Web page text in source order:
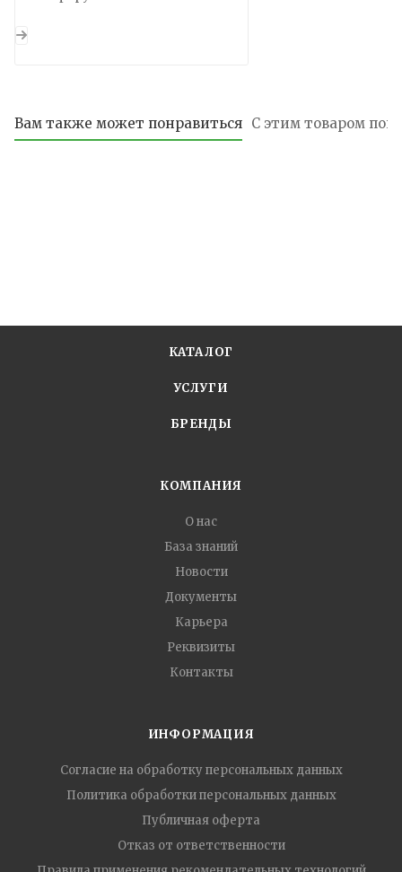
Вам также может понравиться С этим товаром
КАТАЛОГ
УСЛУГИ
БРЕНДЫ
КОМПАНИЯ
О нас
База знаний
Новости
Документы
Карьера
Реквизиты
Контакты
ИНФОРМАЦИЯ
Согласие на обработку персональных данных
Политика обработки персональных данных
Публичная оферта
Отказ от ответственности